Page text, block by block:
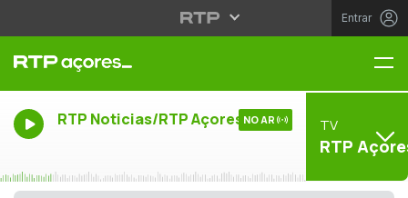
Entrar
RTP Noticias/RTP Açores NO AR TV
RTP